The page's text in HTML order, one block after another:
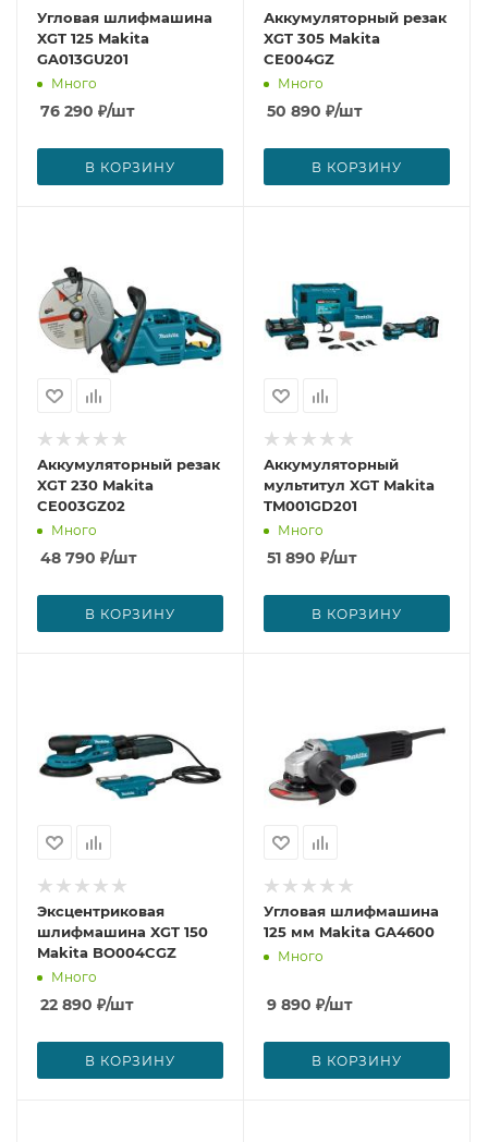
Угловая шлифмашина
XGT 125 Makita
GA013GU201
Много
76 290 ₽/шт
В КОРЗИНУ
Аккумуляторный резак
XGT 305 Makita
CE004GZ
Много
50 890 ₽/шт
В КОРЗИНУ
Аккумуляторный резак
XGT 230 Makita
CE003GZ02
Много
48 790 ₽/шт
В КОРЗИНУ
Аккумуляторный
мультитул XGT Makita
TM001GD201
Много
51 890 ₽/шт
В КОРЗИНУ
Эксцентриковая
шлифмашина XGT 150
Makita BO004CGZ
Много
22 890 ₽/шт
В КОРЗИНУ
Угловая шлифмашина
125 мм Makita GA4600
Много
9 890 ₽/шт
В КОРЗИНУ